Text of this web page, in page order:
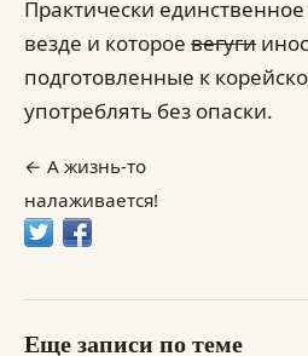
Практически
везде и которое вегуги
подготовленные к
употреблять без опаски.
А жизнь-то
налаживается!
Еще записи по теме